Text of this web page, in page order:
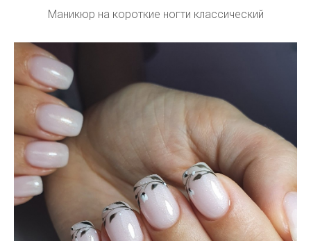
Маникюр на короткие ногти классический